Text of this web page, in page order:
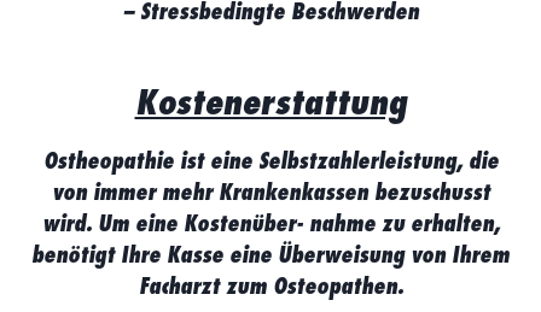
– Stressbedingte Beschwerden
Kostenerstattung
Ostheopathie ist eine Selbstzahlerleistung, die
von immer mehr Krankenkassen bezuschusst
wird. Um eine Kostenüber- nahme zu erhalten,
benötigt Ihre Kasse eine Überweisung von Ihrem
Facharzt zum Osteopathen.